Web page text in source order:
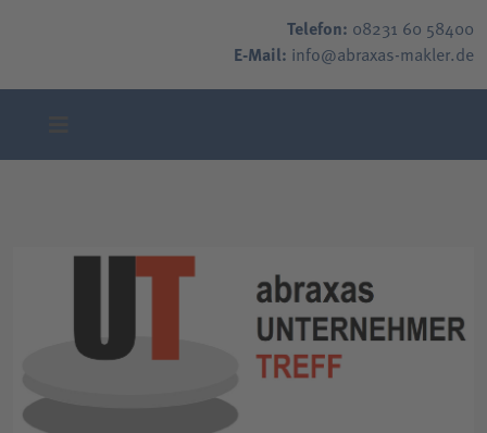
Telefon: 08231 60 58400
E-Mail: info@abraxas-makler.de